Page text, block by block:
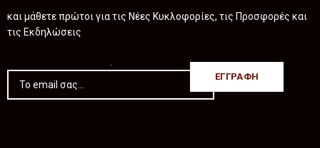
και μάθετε πρώτοι για τις Νέες Κυκλοφορίες, τις Προσφορές και
τις Εκδηλώσεις